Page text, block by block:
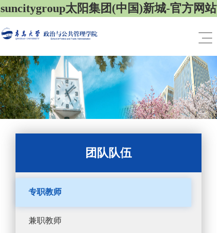
suncitygroup太阳集团(中国)新城-官方网站
团队队伍
专职教师
兼职教师